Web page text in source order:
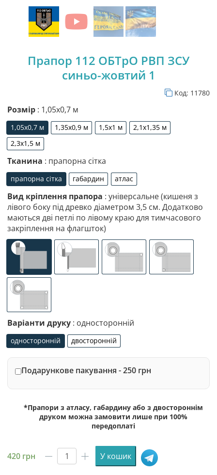
Прапор 112 ОБТрО РВП ЗСУ
синьо-жовтий 1
Код: 11780
Розмір : 1,05х0,7 м
1,05х0,7 м
1,05х0,7 м
1,35х0,9 м
1,35х0,9 м
1,5х1 м
1,5х1 м
2,1х1,35 м
2,1х1,35 м
2,3х1,5 м
2,3х1,5 м
Тканина : прапорна сітка
прапорна сітка
прапорна сітка
габардин
габардин
атлас
атлас
Вид кріплення прапора : універсальне (кишеня з
лівого боку під древко діаметром 3,5 см. Додатково
маються дві петлі по лівому краю для тимчасового
закріплення на флагшток)
Варіанти друку : односторонній
односторонній
односторонній
двосторонній
двосторонній
Подарункове пакування - 250 грн
*Прапори з атласу, габардину або з двостороннім
друком можна замовити лише при 100%
передоплаті
420 грн
Прапор
У кошик